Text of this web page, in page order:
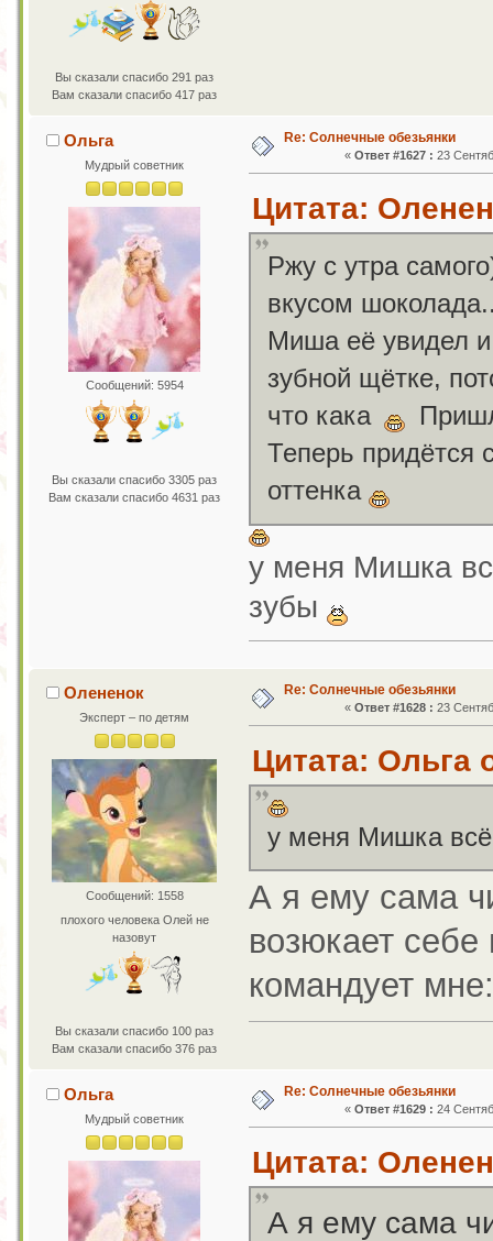
Вы сказали спасибо 291 раз
Вам сказали спасибо 417 раз
Ольга
Мудрый советник
Сообщений: 5954
Вы сказали спасибо 3305 раз
Вам сказали спасибо 4631 раз
Re: Солнечные обезьянки
«Ответ #1627 : 23
Цитата:
Ржу с утра
вкусом
Миша её увидел
зубной щётке,
что кака
Теперь придётся
оттенка
у меня Мишка
зубы
Олененок
Эксперт – по детям
Сообщений: 1558
плохого человека Олей не
назовут
Вы сказали спасибо 100 раз
Вам сказали спасибо 376 раз
Re: Солнечные обезьянки
«Ответ #1628 : 23
Цитата: Ольга
у меня Мишка
А я ему сама
возюкает
командует
Ольга
Мудрый советник
Re: Солнечные обезьянки
«Ответ #1629 : 24
Цитата:
А я ему сама